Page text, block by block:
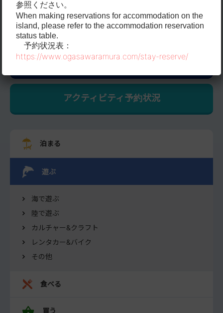
釣り チャーターボート
宿泊予約状況
アクティビティ予約状況
泊まる
遊ぶ
海で遊ぶ
陸で遊ぶ
カルチャー&クラフト
レンタカー&バイク
その他
食べる
買う
参照ください。
When making reservations for accommodation on the
island, please refer to the accommodation reservation
status table.
予約状況表 ：
https://www.ogasawaramura.com/stay-reserve/